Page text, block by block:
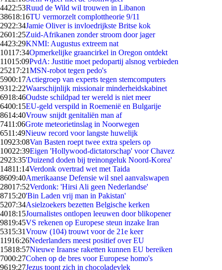
4422:53Ruud de Wild wil trouwen in Libanon
38618:16TU vermorzelt complottheorie 9/11
2922:34Jamie Oliver is invloedrijkste Britse kok
2601:25Zuid-Afrikanen zonder stroom door jager
4423:29KNMI: Augustus extreem nat
10117:34Opmerkelijke graancirkel in Oregon ontdekt
11015:09PvdA: Justitie moet pedopartij alsnog verbieden
25217:21MSN-robot tegen pedo's
5900:17Actiegroep van experts tegen stemcomputers
9312:22Waarschijnlijk missionair minderheidskabinet
6918:46Oudste schildpad ter wereld is niet meer
6400:15EU-geld verspild in Roemenië en Bulgarije
8614:40Vrouw snijdt genitaliën man af
7411:06Grote meteorietinslag in Noorwegen
6511:49Nieuw record voor langste huwelijk
10923:08Van Basten roept twee extra spelers op
10022:39Eigen 'Hollywood-dictatorschap' voor Chavez
2923:35'Duizend doden bij treinongeluk Noord-Korea'
14811:14Verdonk overtrad wet met Taida
8609:40Amerikaanse Defensie wil snel aanvalswapen
28017:52Verdonk: 'Hirsi Ali geen Nederlandse'
8715:20'Bin Laden vrij man in Pakistan'
5207:34Asielzoekers bezetten Belgische kerken
4018:15Journalistes ontlopen leeuwen door blikopener
9819:45VS rekenen op Europese steun inzake Iran
5315:31Vrouw (104) trouwt voor de 21e keer
11916:26Nederlanders meest positief over EU
15818:57Nieuwe Iraanse raketten kunnen EU bereiken
7000:27Cohen op de bres voor Europese homo's
9619:27Jezus toont zich in chocoladevlek